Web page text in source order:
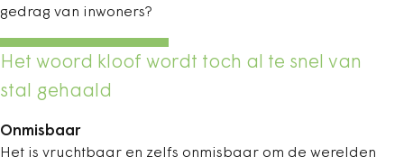
gedrag van inwoners?
Het woord kloof wordt toch al te snel van
stal gehaald
Onmisbaar
Het is vruchtbaar en zelfs onmisbaar om de werelden